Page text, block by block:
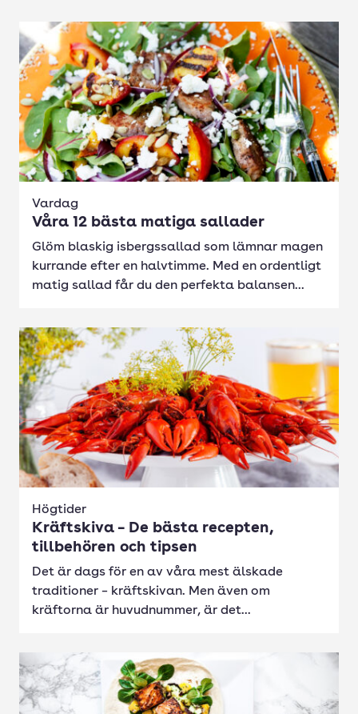
Vardag
Våra 12 bästa matiga sallader
Glöm blaskig isbergssallad som lämnar magen
kurrande efter en halvtimme. Med en ordentligt
matig sallad får du den perfekta balansen...
Högtider
Kräftskiva – De bästa recepten,
tillbehören och tipsen
Det är dags för en av våra mest älskade
traditioner – kräftskivan. Men även om
kräftorna är huvudnummer, är det...